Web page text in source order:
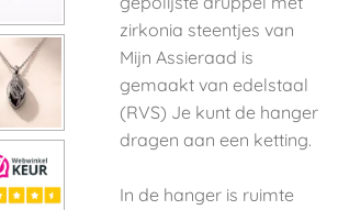
zirkonia steentjes van
Mijn Assieraad is
gemaakt van edelstaal
(RVS) Je kunt de hanger
dragen aan een ketting.
In de hanger is ruimte